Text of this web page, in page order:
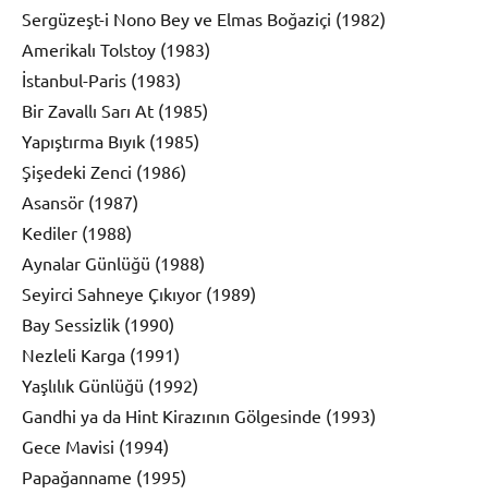
Sergüzeşt-i Nono Bey ve Elmas Boğaziçi (1982)
Amerikalı Tolstoy (1983)
İstanbul-Paris (1983)
Bir Zavallı Sarı At (1985)
Yapıştırma Bıyık (1985)
Şişedeki Zenci (1986)
Asansör (1987)
Kediler (1988)
Aynalar Günlüğü (1988)
Seyirci Sahneye Çıkıyor (1989)
Bay Sessizlik (1990)
Nezleli Karga (1991)
Yaşlılık Günlüğü (1992)
Gandhi ya da Hint Kirazının Gölgesinde (1993)
Gece Mavisi (1994)
Papağanname (1995)